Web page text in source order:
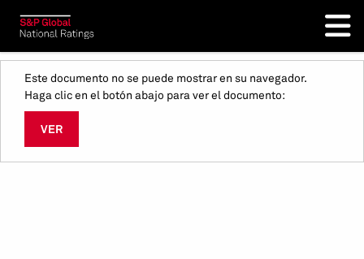
Este documento no se puede mostrar en su navegador.
Haga clic en el botón abajo para ver el documento:
VER